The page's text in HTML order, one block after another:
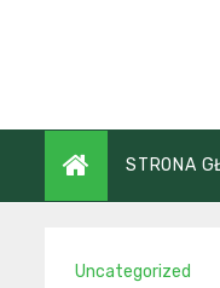
STRONA
Uncategorized